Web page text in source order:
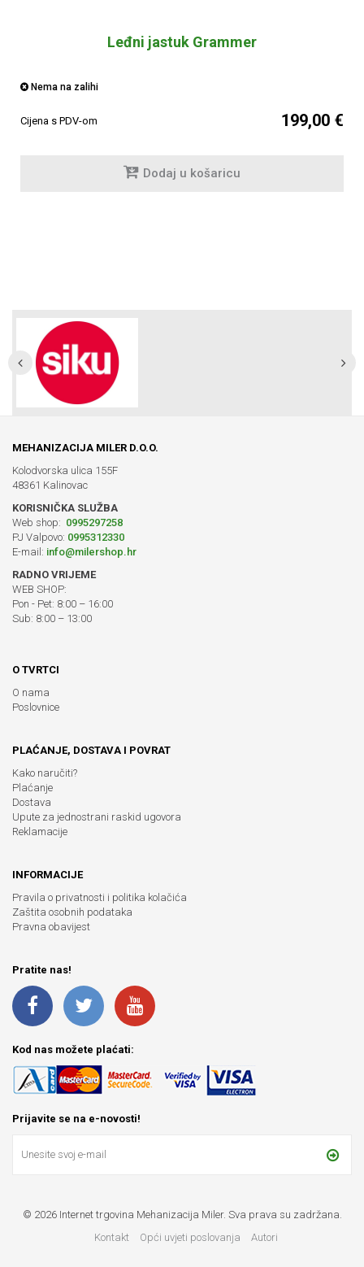
Leđni jastuk Grammer
Nema na zalihi
Cijena s PDV-om 199,00 €
Dodaj u košaricu
MEHANIZACIJA MILER D.O.O.
Kolodvorska ulica 155F
48361 Kalinovac
KORISNIČKA SLUŽBA
Web shop: 0995297258
PJ Valpovo: 0995312330
E-mail: info@milershop.hr
RADNO VRIJEME
WEB SHOP:
Pon - Pet: 8:00 – 16:00
Sub: 8:00 – 13:00
O TVRTCI
O nama
Poslovnice
PLAĆANJE, DOSTAVA I POVRAT
Kako naručiti?
Plaćanje
Dostava
Upute za jednostrani raskid ugovora
Reklamacije
INFORMACIJE
Pravila o privatnosti i politika kolačića
Zaštita osobnih podataka
Pravna obavijest
Pratite nas!
Kod nas možete plaćati:
Prijavite se na e-novosti!
© 2026 Internet trgovina Mehanizacija Miler. Sva prava su zadržana.
Kontakt
Opći uvjeti poslovanja Autori